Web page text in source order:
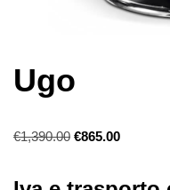
Ugo
€1,390.00 €865.00